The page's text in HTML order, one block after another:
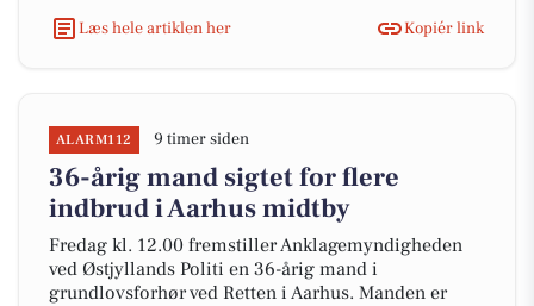
Læs hele artiklen her
Kopiér link
ALARM112 9 timer siden
36-årig mand sigtet for flere
indbrud i Aarhus midtby
Fredag kl. 12.00 fremstiller Anklagemyndigheden
ved Østjyllands Politi en 36-årig mand i
grundlovsforhør ved Retten i Aarhus. Manden er